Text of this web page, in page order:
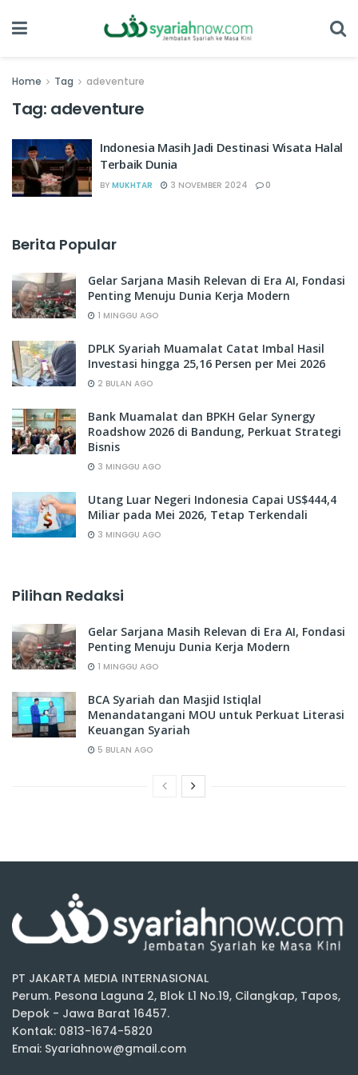
Home Tag adeventure
Tag: adeventure
Indonesia Masih Jadi Destinasi Wisata Halal
Terbaik Dunia
BY MUKHTAR 3 NOVEMBER 2024 0
Berita Popular
Gelar Sarjana Masih Relevan di Era AI, Fondasi
Penting Menuju Dunia Kerja Modern
1 MINGGU AGO
DPLK Syariah Muamalat Catat Imbal Hasil
Investasi hingga 25,16 Persen per Mei 2026
2 BULAN AGO
Bank Muamalat dan BPKH Gelar Synergy
Roadshow 2026 di Bandung, Perkuat Strategi
Bisnis
3 MINGGU AGO
Utang Luar Negeri Indonesia Capai US$444,4
Miliar pada Mei 2026, Tetap Terkendali
3 MINGGU AGO
Pilihan Redaksi
Gelar Sarjana Masih Relevan di Era AI, Fondasi
Penting Menuju Dunia Kerja Modern
1 MINGGU AGO
BCA Syariah dan Masjid Istiqlal
Menandatangani MOU untuk Perkuat Literasi
Keuangan Syariah
5 BULAN AGO
PT JAKARTA MEDIA INTERNASIONAL
Perum. Pesona Laguna 2, Blok L1 No.19, Cilangkap, Tapos,
Depok - Jawa Barat 16457.
Kontak: 0813-1674-5820
Emai: Syariahnow@gmail.com